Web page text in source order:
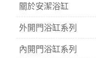
關於安潔浴缸
外開門浴缸系列
內開門浴缸系列